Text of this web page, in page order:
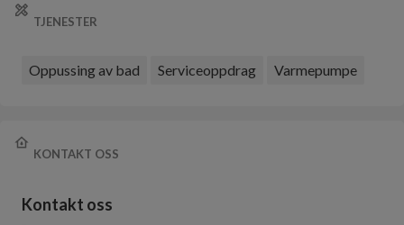
TJENESTER
Oppussing av bad Serviceoppdrag Varmepumpe
KONTAKT OSS
Kontakt oss